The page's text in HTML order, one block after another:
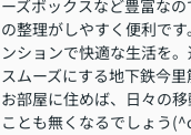
ーズボックスなど豊富な
の整理がしやすく便利で
ンションで快適な生活を
スムーズにする地下鉄今
お部屋に住めば、日々の
ことも無くなるでしょう